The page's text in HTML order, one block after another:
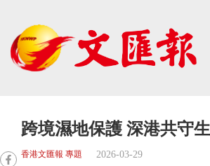
跨境濕地保護 深港共守
香港文匯報 專題 2026-03-29